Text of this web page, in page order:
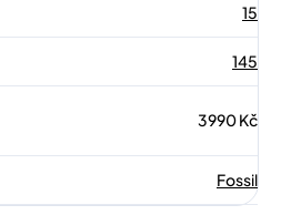
15
145
3990 Kč
Fossil